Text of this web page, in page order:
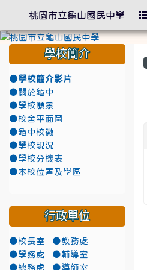
學校簡介
●學校簡介影片
●關於龜中
●學校願景
●校舍平面圖
●龜中校徽
●學校現況
●學校分機表
●本校位置及學區
行政單位
●校長室
●教務處
●學務處
●輔導室
●總務處
●導師室
桃園市立龜山國民中學